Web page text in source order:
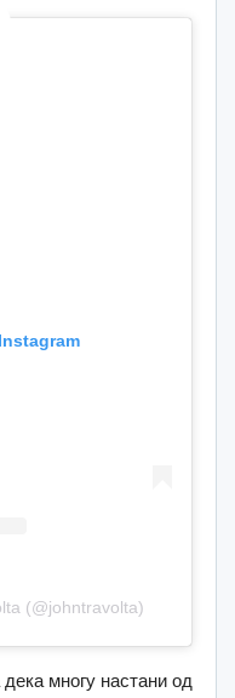
(@johntravolta)
дека многу настани од